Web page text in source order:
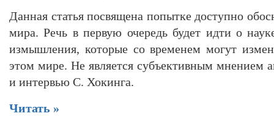
Данная статья посвящена попытке доступно
мира. Речь в первую очередь будет идти о
измышления, которые со временем могут
этом мире. Не является субъективным мнением
и интервью С. Хокинга.
Читать »